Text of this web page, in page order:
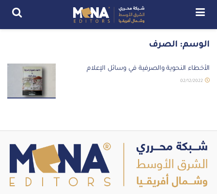
الوسم: الصرف
الأخطاء النحوية والصرفية في وسائل الإعلام